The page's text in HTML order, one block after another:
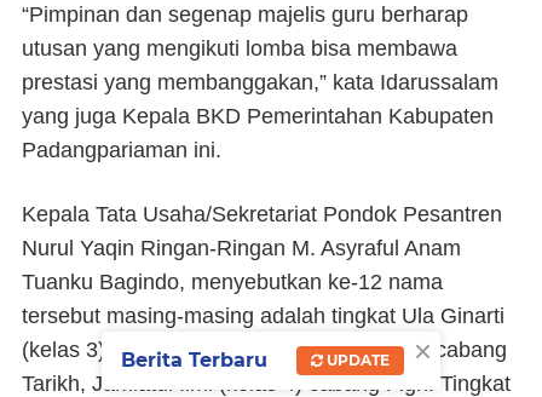
“Pimpinan dan segenap majelis guru berharap
utusan yang mengikuti lomba bisa membawa
prestasi yang membanggakan,” kata Idarussalam
yang juga Kepala BKD Pemerintahan Kabupaten
Padangpariaman ini.
Kepala Tata Usaha/Sekretariat Pondok Pesantren
Nurul Yaqin Ringan-Ringan M. Asyraful Anam
Tuanku Bagindo, menyebutkan ke-12 nama
tersebut masing-masing adalah tingkat Ula Ginarti
(kelas 3) cabang Nahwu, Ali Fajri (kelas 3) cabang
Tarikh, Jamiatul Ilmi (kelas 4) cabang Figh. Tingkat
×
Berita Terbaru UPDATE